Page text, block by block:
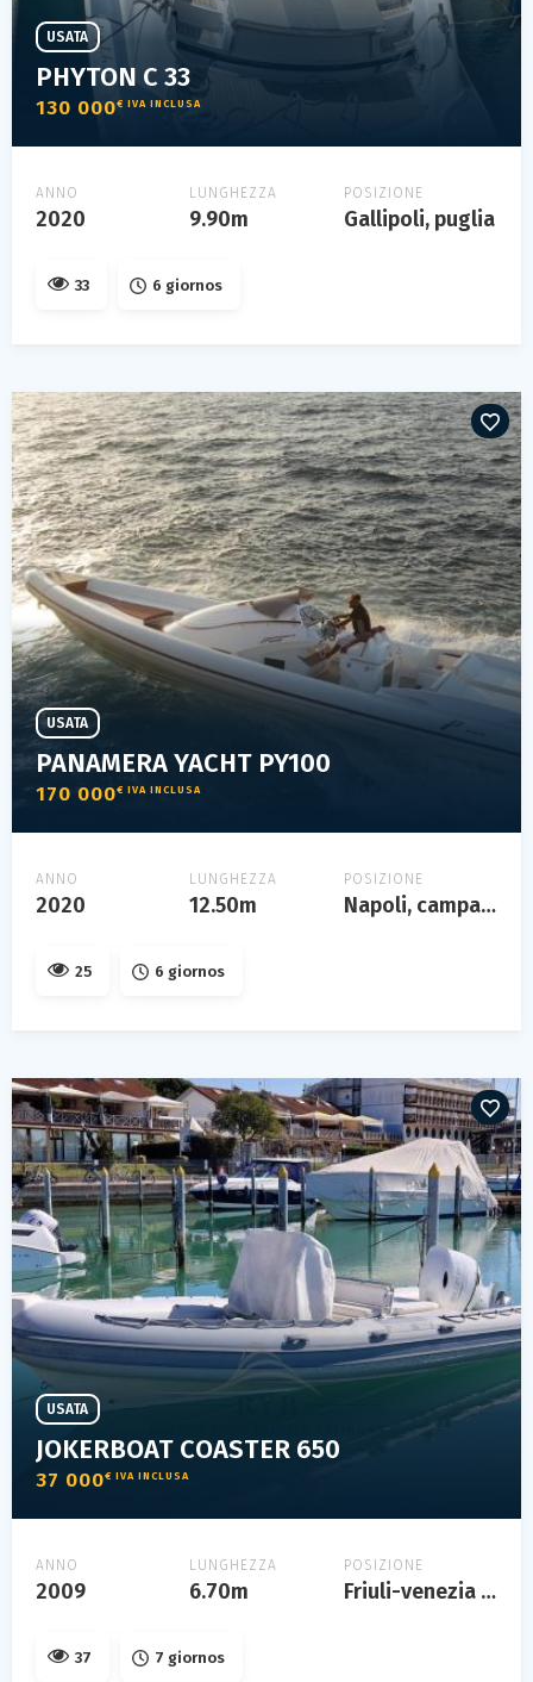
PHYTON C 33
130 000€ IVA INCLUSA
USATA
ANNO
2020
LUNGHEZZA
9.90m
POSIZIONE
Gallipoli, puglia
33 6 giornos
PANAMERA YACHT PY100
170 000€ IVA INCLUSA
USATA
ANNO
2020
LUNGHEZZA
12.50m
POSIZIONE
Napoli, campania
25 6 giornos
JOKERBOAT COASTER 650
37 000€ IVA INCLUSA
USATA
ANNO
2009
LUNGHEZZA
6.70m
POSIZIONE
Friuli-venezia giulia
37 7 giornos